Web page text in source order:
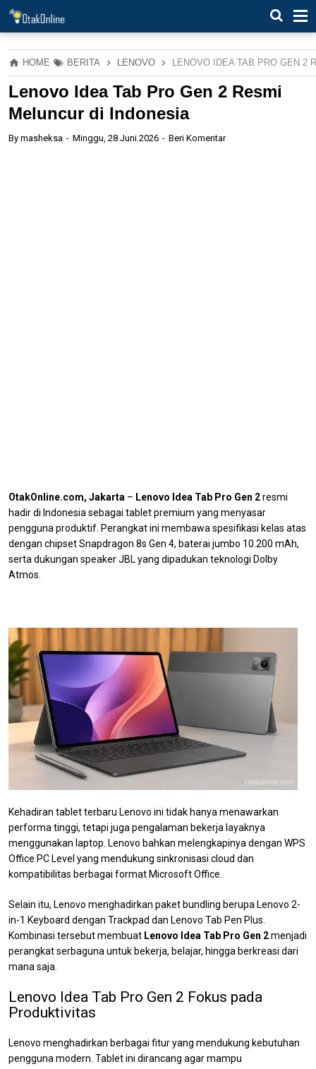
HOME BERITA LENOVO LENOVO IDEA TAB PRO GEN 2
Lenovo Idea Tab Pro Gen 2 Resmi
Meluncur di Indonesia
By masheksa Minggu, 28 Juni 2026 Beri Komentar
OtakOnline.com, Jakarta – Lenovo Idea Tab Pro Gen 2resmi
hadir di Indonesia sebagai tablet premium yang menyasar
pengguna produktif. Perangkat ini membawa spesifikasi kelas atas
dengan chipset Snapdragon 8s Gen 4, baterai jumbo 10.200 mAh,
serta dukungan speaker JBL yang dipadukan teknologi Dolby
Atmos.
Kehadiran tablet terbaru Lenovo ini tidak hanya menawarkan
performa tinggi, tetapi juga pengalaman bekerja layaknya
menggunakan laptop. Lenovo bahkan melengkapinya dengan WPS
Office PC Level yang mendukung sinkronisasi cloud dan
kompatibilitas berbagai format Microsoft Office.
Selain itu, Lenovo menghadirkan paket bundling berupa Lenovo 2-
in-1 Keyboard dengan Trackpad dan Lenovo Tab Pen Plus.
Kombinasi tersebut membuat Lenovo Idea Tab Pro Gen 2menjadi
perangkat serbaguna untuk bekerja, belajar, hingga berkreasi dari
mana saja.
Lenovo Idea Tab Pro Gen 2 Fokus pada
Produktivitas
Lenovo menghadirkan berbagai fitur yang mendukung kebutuhan
pengguna modern. Tablet ini dirancang agar mampu